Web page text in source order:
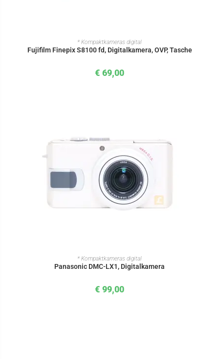
IN DEN WARENKORB
* Kompaktkameras digital
Fujifilm Finepix S8100 fd, Digitalkamera, OVP, Tasche
€ 69,00
IN DEN WARENKORB
* Kompaktkameras digital
Panasonic DMC-LX1, Digitalkamera
€ 99,00